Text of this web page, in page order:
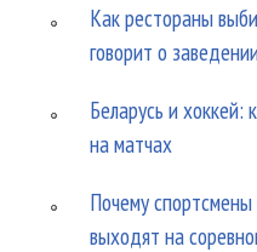
Как рестораны
говорит о
Беларусь и хоккей:
на матчах
Почему
выходят на